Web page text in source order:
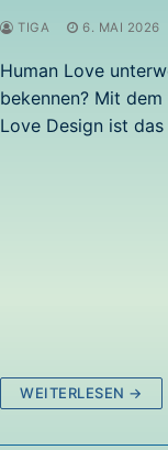
TIGA 6. MAI 2026
Human Love
bekennen? Mit
Love Design ist
WEITERLESEN →